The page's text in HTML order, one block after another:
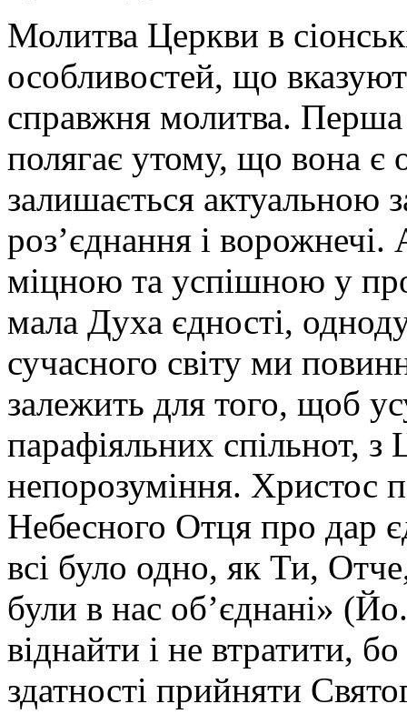
Молитва Церкви в
особливостей, що
справжня молитва. Перша
полягає утому, що вона
залишається актуальною
роз’єднання і
міцною та успішною у
мала Духа єдності,
сучасного світу ми
залежить для того, щоб
парафіяльних спільнот,
непорозуміння. Христос
Небесного Отця про дар
всі було одно, як Ти,
були в нас об’єднані»
віднайти і не втратити,
здатності прийняти